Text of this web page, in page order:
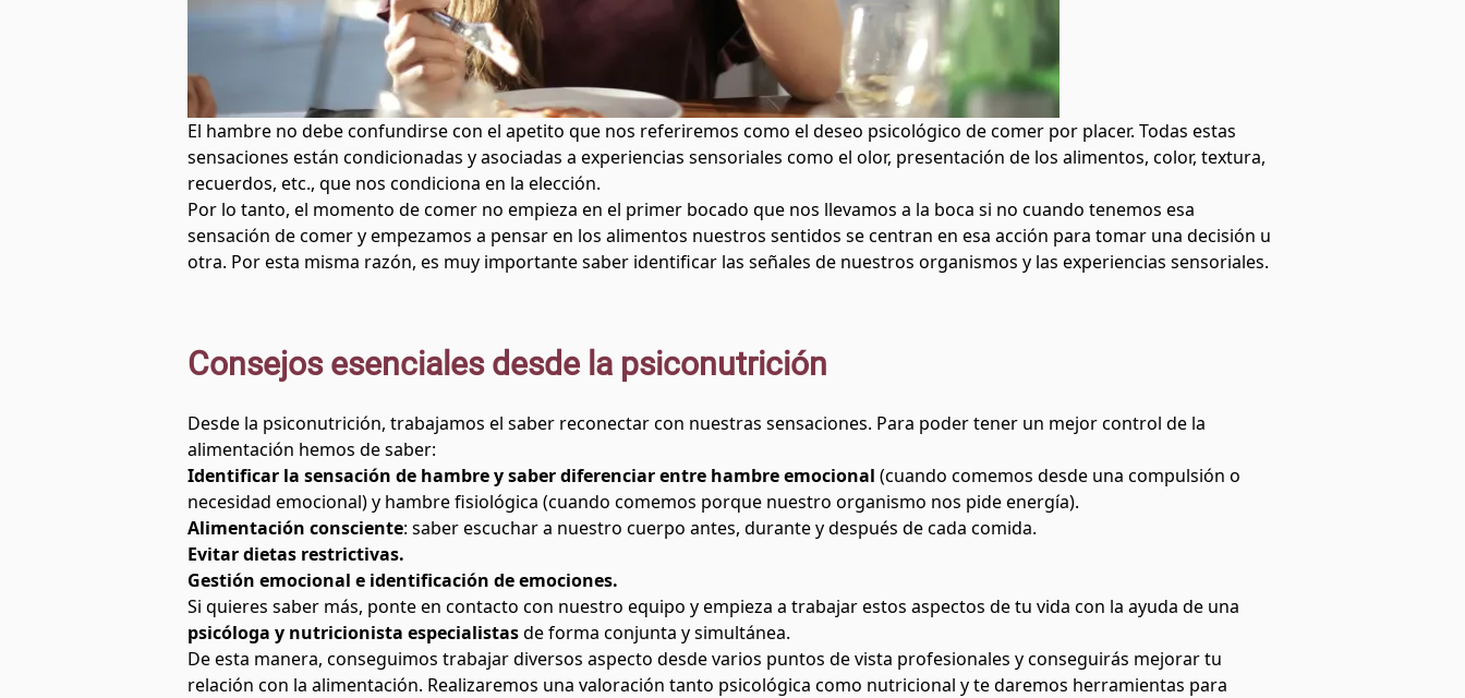
El hambre no debe confundirse con el apetito que nos referiremos como el deseo psicológico de comer por placer. Todas estas
sensaciones están condicionadas y asociadas a experiencias sensoriales como el olor, presentación de los alimentos, color, textura,
recuerdos, etc., que nos condiciona en la elección.
Por lo tanto, el momento de comer no empieza en el primer bocado que nos llevamos a la boca si no cuando tenemos esa
sensación de comer y empezamos a pensar en los alimentos nuestros sentidos se centran en esa acción para tomar una decisión u
otra. Por esta misma razón, es muy importante saber identificar las señales de nuestros organismos y las experiencias sensoriales.
Consejos esenciales desde la psiconutrición
Desde la psiconutrición, trabajamos el saber reconectar con nuestras sensaciones. Para poder tener un mejor control de la
alimentación hemos de saber:
Identificar la sensación de hambre y saber diferenciar entre hambre emocional (cuando comemos desde una compulsión o
necesidad emocional) y hambre fisiológica (cuando comemos porque nuestro organismo nos pide energía).
Alimentación consciente: saber escuchar a nuestro cuerpo antes, durante y después de cada comida.
Evitar dietas restrictivas.
Gestión emocional e identificación de emociones.
Si quieres saber más, ponte en contacto con nuestro equipo y empieza a trabajar estos aspectos de tu vida con la ayuda de una
psicóloga y nutricionista especialistasde forma conjunta y simultánea.
De esta manera, conseguimos trabajar diversos aspecto desde varios puntos de vista profesionales y conseguirás mejorar tu
relación con la alimentación. Realizaremos una valoración tanto psicológica como nutricional y te daremos herramientas para